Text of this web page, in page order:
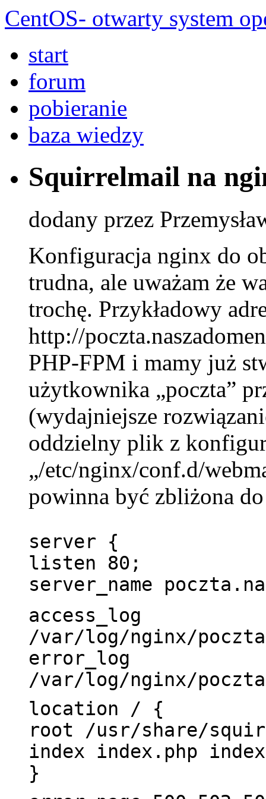
CentOS- otwarty system
start
forum
pobieranie
baza wiedzy
Squirrelmail na
dodany przez
Konfiguracja nginx do
trudna, ale uważam że
trochę. Przykładowy
http://
PHP-FPM i mamy już
użytkownika „poczta”
(wydajniejsze
oddzielny plik z
„/etc/nginx/conf.d/
powinna być zbliżona
server {
listen 80;
server_name
access_log
/var/log/nginx/
error_log
/var/log/nginx/
location / {
root /usr/share/
index index.php
}